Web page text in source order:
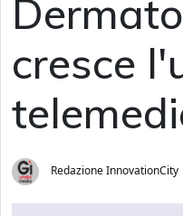
cresce
Redazione InnovationCity